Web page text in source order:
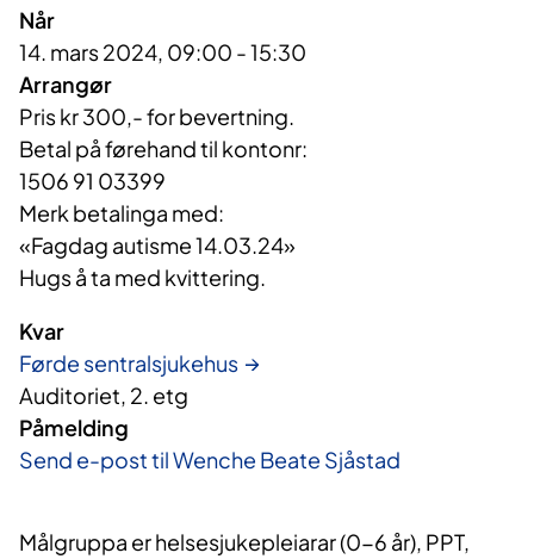
Når
14. mars 2024, 09:00 - 15:30
Arrangør
Pris kr 300,- for bevertning.
Betal på førehand til kontonr:
1506 91 03399
Merk betalinga med:
«Fagdag autisme 14.03.24»
Kvar
Førde sentralsjukehus
Auditoriet, 2. etg
Påmelding
Send e-post til Wenche Beate Sjåstad
Målgruppa er helsesjukepleiarar (0-6 år), PPT,